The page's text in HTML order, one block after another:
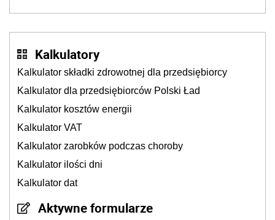
Kalkulatory
Kalkulator składki zdrowotnej dla przedsiębiorcy
Kalkulator dla przedsiębiorców Polski Ład
Kalkulator kosztów energii
Kalkulator VAT
Kalkulator zarobków podczas choroby
Kalkulator ilości dni
Kalkulator dat
Aktywne formularze